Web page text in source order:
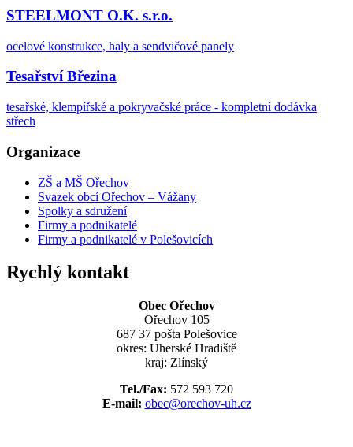
STEELMONT O.K. s.r.o.
ocelové konstrukce, haly a sendvičové panely
Tesařství Březina
tesařské, klempířské a pokryvačské práce - kompletní dodávka
střech
Organizace
ZŠ a MŠ Ořechov
Svazek obcí Ořechov – Vážany
Spolky a sdružení
Firmy a podnikatelé
Firmy a podnikatelé v Polešovicích
Rychlý kontakt
Obec Ořechov
Ořechov 105
687 37 pošta Polešovice
okres: Uherské Hradiště
kraj: Zlínský
Tel./Fax: 572 593 720
E-mail: obec@orechov-uh.cz